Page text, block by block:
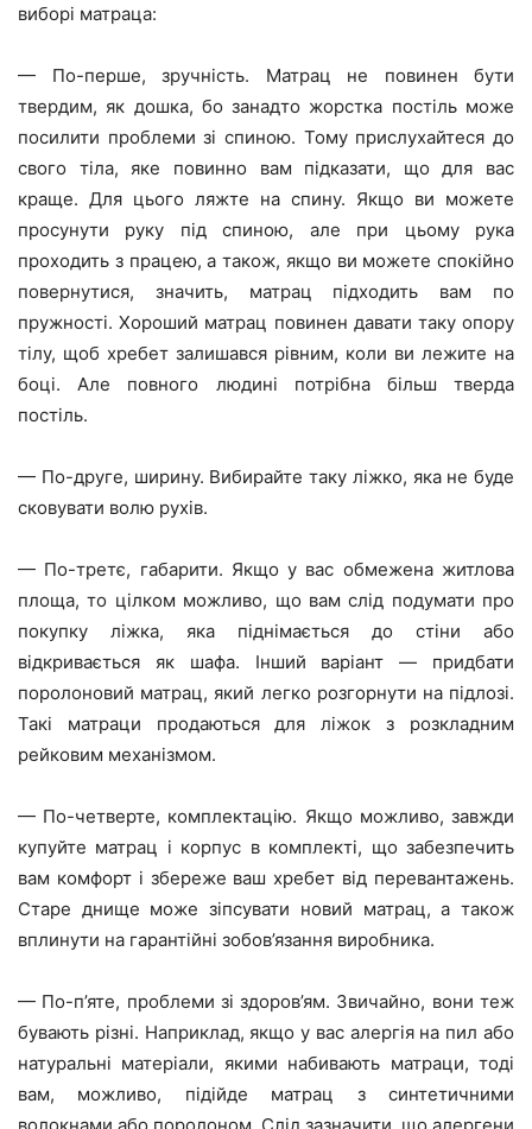
виборі матраца:
— По-перше, зручність. Матрац не повинен бути
твердим, як дошка, бо занадто жорстка постіль може
посилити проблеми зі спиною. Тому прислухайтеся до
свого тіла, яке повинно вам підказати, що для вас
краще. Для цього ляжте на спину. Якщо ви можете
просунути руку під спиною, але при цьому рука
проходить з працею, а також, якщо ви можете спокійно
повернутися, значить, матрац підходить вам по
пружності. Хороший матрац повинен давати таку опору
тілу, щоб хребет залишався рівним, коли ви лежите на
боці. Але повного людині потрібна більш тверда
постіль.
— По-друге, ширину. Вибирайте таку ліжко, яка не буде
сковувати волю рухів.
— По-третє, габарити. Якщо у вас обмежена житлова
площа, то цілком можливо, що вам слід подумати про
покупку ліжка, яка піднімається до стіни або
відкривається як шафа. Інший варіант — придбати
поролоновий матрац, який легко розгорнути на підлозі.
Такі матраци продаються для ліжок з розкладним
рейковим механізмом.
— По-четверте, комплектацію. Якщо можливо, завжди
купуйте матрац і корпус в комплекті, що забезпечить
вам комфорт і збереже ваш хребет від перевантажень.
Старе днище може зіпсувати новий матрац, а також
вплинути на гарантійні зобов’язання виробника.
— По-п’яте, проблеми зі здоров’ям. Звичайно, вони теж
бувають різні. Наприклад, якщо у вас алергія на пил або
натуральні матеріали, якими набивають матраци, тоді
вам, можливо, підійде матрац з синтетичними
волокнами або поролоном. Слід зазначити, що алергени